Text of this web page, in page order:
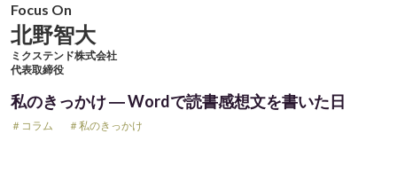
Focus On
北野智大
ミクステンド株式会社
代表取締役
私のきっかけ ― Wordで読書感想文を書いた日
＃コラム ＃私のきっかけ